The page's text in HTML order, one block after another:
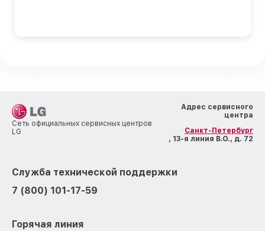
Сеть официальных сервисных центров
LG
Адрес сервисного
центра
Санкт-Петербург
, 13-я линия В.О., д. 72
Служба технической поддержки
7 (800) 101-17-59
Горячая линия